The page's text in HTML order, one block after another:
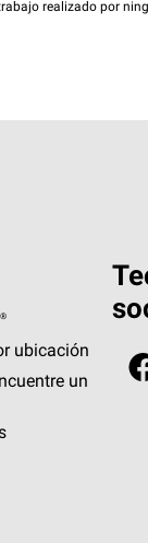
realizado por
ubicación
un